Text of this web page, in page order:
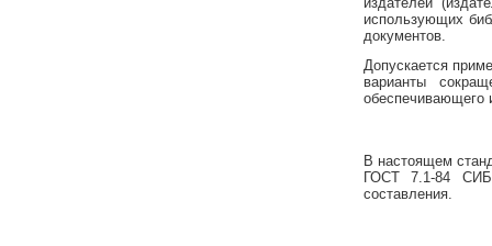
использующих
документов.
Допускается
варианты
обеспечивающего
В настоящем
ГОСТ 7.1-84
составления.